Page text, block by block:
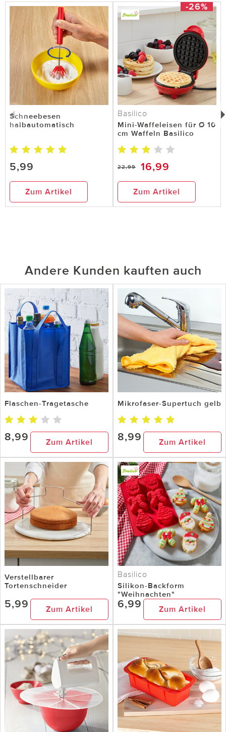
Schneebesen
halbautomatisch
5,99
Zum Artikel
-26%
Basilico
Mini-Waffeleisen für Ø 10
cm Waffeln Basilico
22,99 16,99
Zum Artikel
Andere Kunden kauften auch
Flaschen-Tragetasche
8,99 Zum Artikel
Mikrofaser-Supertuch gelb
8,99 Zum Artikel
Verstellbarer
Tortenschneider
5,99 Zum Artikel
Basilico
Silikon-Backform
"Weihnachten"
6,99 Zum Artikel